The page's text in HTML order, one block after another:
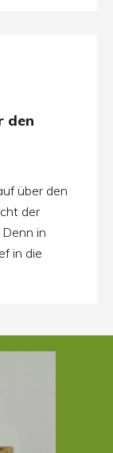
den
über den
der
in
in die